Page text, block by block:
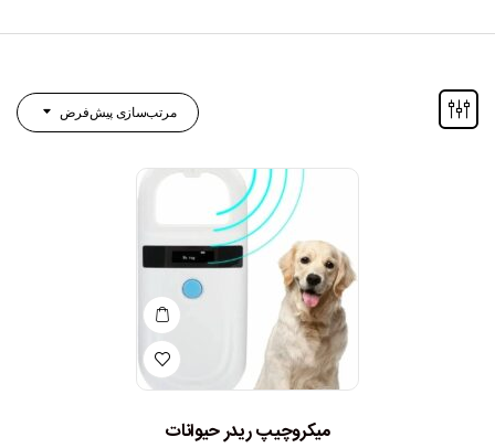
مرتب‌سازی پیش‌فرض
میکروچیپ ریدر حیوانات